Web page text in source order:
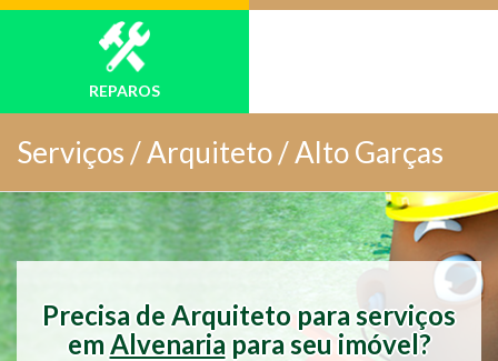
REPAROS
Serviços /Arquiteto / Alto Garças
Precisa de Arquiteto para serviços
em Alvenaria para seu imóvel?